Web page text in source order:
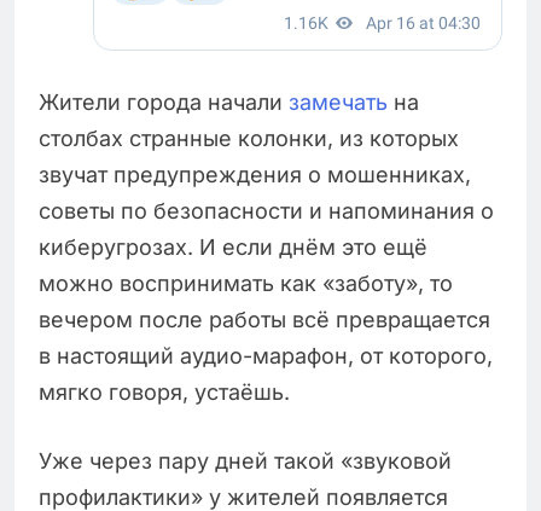
Жители города начали замечать на
столбах странные колонки, из которых
звучат предупреждения о мошенниках,
советы по безопасности и напоминания о
киберугрозах. И если днём это ещё
можно воспринимать как «заботу», то
вечером после работы всё превращается
в настоящий аудио-марафон, от которого,
мягко говоря, устаёшь.
Уже через пару дней такой «звуковой
профилактики» у жителей появляется